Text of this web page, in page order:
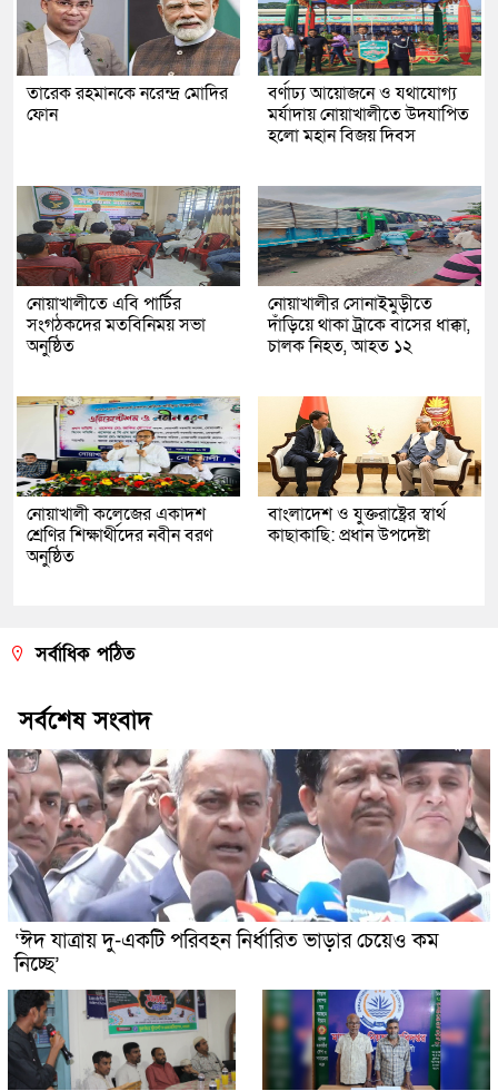
তারেক রহমানকে নরেন্দ্র মোদির
ফোন
বর্ণাঢ্য আয়োজনে ও যথাযোগ্য
মর্যাদায় নোয়াখালীতে উদযাপিত
হলো মহান বিজয় দিবস
নোয়াখালীতে এবি পার্টির
সংগঠকদের মতবিনিময় সভা
অনুষ্ঠিত
নোয়াখালীর সোনাইমুড়ীতে
দাঁড়িয়ে থাকা ট্রাকে বাসের ধাক্কা,
চালক নিহত, আহত ১২
নোয়াখালী কলেজের একাদশ
শ্রেণির শিক্ষার্থীদের নবীন বরণ
অনুষ্ঠিত
বাংলাদেশ ও যুক্তরাষ্ট্রের স্বার্থ
কাছাকাছি: প্রধান উপদেষ্টা
সর্বাধিক পঠিত
সর্বশেষ সংবাদ
‘ঈদ যাত্রায় দু-একটি পরিবহন নির্ধারিত ভাড়ার চেয়েও কম
নিচ্ছে’